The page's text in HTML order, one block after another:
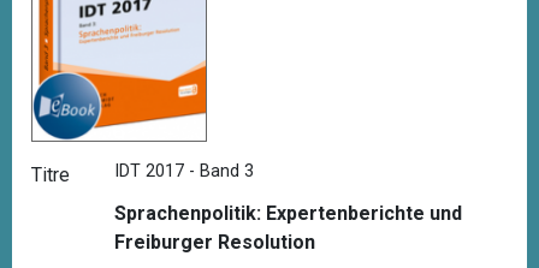
Titre IDT 2017 - Band 3
Sprachenpolitik: Expertenberichte und
Freiburger Resolution